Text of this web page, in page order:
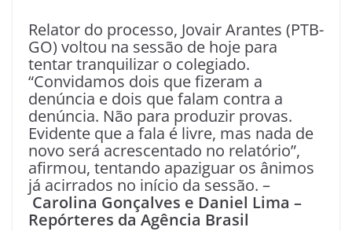
Relator do processo, Jovair Arantes (PTB-
GO) voltou na sessão de hoje para
tentar tranquilizar o colegiado.
“Convidamos dois que fizeram a
denúncia e dois que falam contra a
denúncia. Não para produzir provas.
Evidente que a fala é livre, mas nada de
novo será acrescentado no relatório”,
afirmou, tentando apaziguar os ânimos
já acirrados no início da sessão. –
Carolina Gonçalves e Daniel Lima –
Repórteres da Agência Brasil